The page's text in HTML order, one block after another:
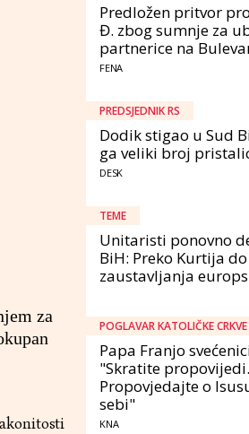
za
Predložen pritvor
Đ. zbog sumnje za
partnerice na
FENA
PREDSJEDNIK RS
Dodik stigao u Sud
ga veliki broj
DESK
TEME
Unitaristi ponovno
BiH: Preko Kurtija do
zaustavljanja
POGLAVAR KATOLIČKE CRKVE
Papa Franjo
"Skratite propovijedi.
Propovjedajte o
sebi"
KNA